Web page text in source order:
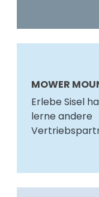
MOWER
Erlebe Sisel
lerne andere